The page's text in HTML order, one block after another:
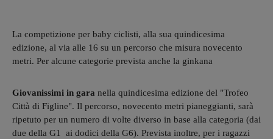
La competizione per baby ciclisti, alla sua quindicesima
edizione, al via alle 16 su un percorso che misura novecento
metri. Per alcune categorie prevista anche la ginkana
Giovanissimi in gara nella quindicesima edizione del "Trofeo
Città di Figline". Il percorso, novecento metri pianeggianti, sarà
ripetuto per un numero di volte diverso in base alla categoria (dai
due della G1 ai dodici della G6). Prevista inoltre, per i ragazzi